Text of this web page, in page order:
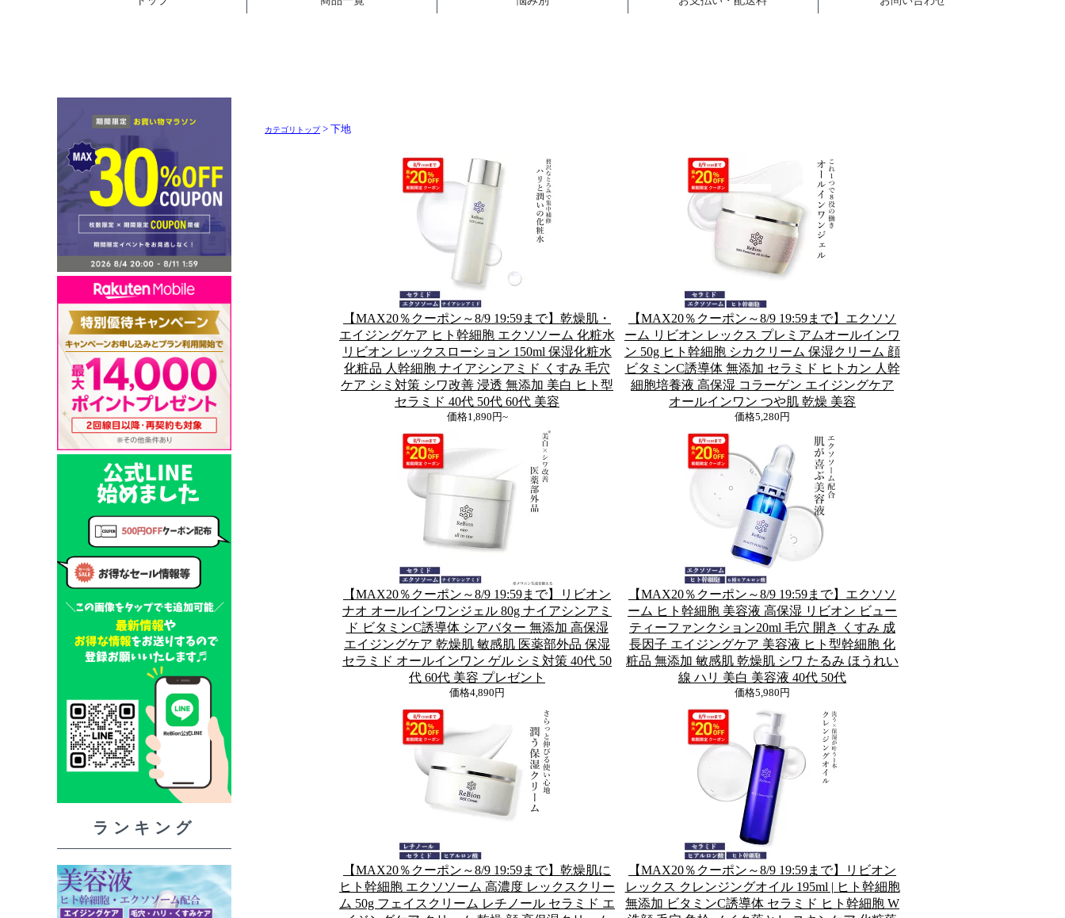
カテゴリトップ> 下地
【MAX20％クーポン～8/9 19:59まで】乾燥肌・
エイジングケア ヒト幹細胞 エクソソーム 化粧水
リビオン レックスローション 150ml 保湿化粧水
化粧品 人幹細胞 ナイアシンアミド くすみ 毛穴
ケア シミ対策 シワ改善 浸透 無添加 美白 ヒト型
セラミド 40代 50代 60代 美容
価格1,890円~
【MAX20％クーポン～8/9 19:59まで】エクソソ
ーム リビオン レックス プレミアムオールインワ
ン 50g ヒト幹細胞 シカクリーム 保湿クリーム 顔
ビタミンC誘導体 無添加 セラミド ヒトカン 人幹
細胞培養液 高保湿 コラーゲン エイジングケア
オールインワン つや肌 乾燥 美容
価格5,280円
【MAX20％クーポン～8/9 19:59まで】リビオン
ナオ オールインワンジェル 80g ナイアシンアミ
ド ビタミンC誘導体 シアバター 無添加 高保湿
エイジングケア 乾燥肌 敏感肌 医薬部外品 保湿
セラミド オールインワン ゲル シミ対策 40代 50
代 60代 美容 プレゼント
価格4,890円
【MAX20％クーポン～8/9 19:59まで】エクソソ
ーム ヒト幹細胞 美容液 高保湿 リビオン ビュー
ティーファンクション20ml 毛穴 開き くすみ 成
長因子 エイジングケア 美容液 ヒト型幹細胞 化
粧品 無添加 敏感肌 乾燥肌 シワ たるみ ほうれい
線 ハリ 美白 美容液 40代 50代
価格5,980円
【MAX20％クーポン～8/9 19:59まで】乾燥肌に
ヒト幹細胞 エクソソーム 高濃度 レックスクリー
ム 50g フェイスクリーム レチノール セラミド エ
【MAX20％クーポン～8/9 19:59まで】リビオン
レックス クレンジングオイル 195ml | ヒト幹細胞
無添加 ビタミンC誘導体 セラミド ヒト幹細胞 W